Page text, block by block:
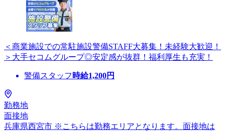
＜商業施設での常駐施設警備STAFF大募集！未経験大歓迎！
＞大手セコムグループ◎安定感が抜群！福利厚生も充実！
警備スタッフ 時給1,200円
勤務地
面接地
兵庫県西宮市 ※こちらは勤務エリアとなります。面接地は